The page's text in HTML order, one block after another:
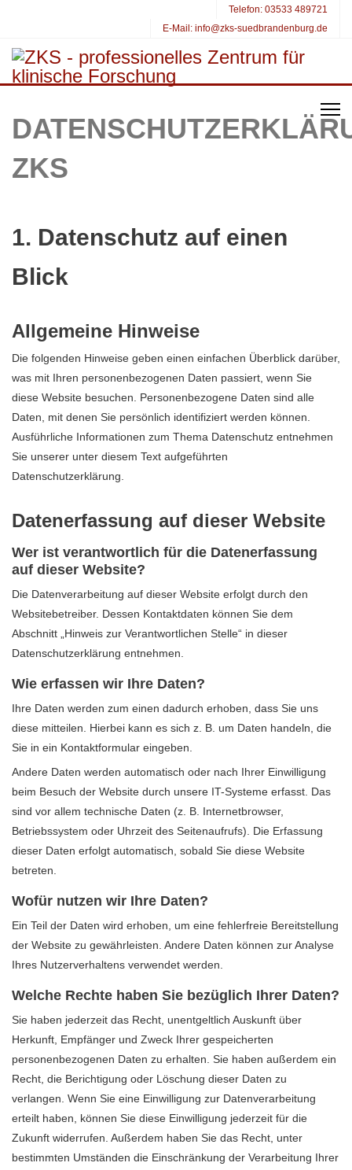
Telefon: 03533 489721
E-Mail: info@zks-suedbrandenburg.de
ZKS
1. Datenschutz auf einen
Blick
Allgemeine Hinweise
Die folgenden Hinweise geben einen einfachen Überblick darüber,
was mit Ihren personenbezogenen Daten passiert, wenn Sie
diese Website besuchen. Personenbezogene Daten sind alle
Daten, mit denen Sie persönlich identifiziert werden können.
Ausführliche Informationen zum Thema Datenschutz entnehmen
Sie unserer unter diesem Text aufgeführten
Datenschutzerklärung.
Datenerfassung auf dieser Website
Wer ist verantwortlich für die Datenerfassung
auf dieser Website?
Die Datenverarbeitung auf dieser Website erfolgt durch den
Websitebetreiber. Dessen Kontaktdaten können Sie dem
Abschnitt „Hinweis zur Verantwortlichen Stelle“ in dieser
Datenschutzerklärung entnehmen.
Wie erfassen wir Ihre Daten?
Ihre Daten werden zum einen dadurch erhoben, dass Sie uns
diese mitteilen. Hierbei kann es sich z. B. um Daten handeln, die
Sie in ein Kontaktformular eingeben.
Andere Daten werden automatisch oder nach Ihrer Einwilligung
beim Besuch der Website durch unsere IT-Systeme erfasst. Das
sind vor allem technische Daten (z. B. Internetbrowser,
Betriebssystem oder Uhrzeit des Seitenaufrufs). Die Erfassung
dieser Daten erfolgt automatisch, sobald Sie diese Website
betreten.
Wofür nutzen wir Ihre Daten?
Ein Teil der Daten wird erhoben, um eine fehlerfreie Bereitstellung
der Website zu gewährleisten. Andere Daten können zur Analyse
Ihres Nutzerverhaltens verwendet werden.
Welche Rechte haben Sie bezüglich Ihrer Daten?
Sie haben jederzeit das Recht, unentgeltlich Auskunft über
Herkunft, Empfänger und Zweck Ihrer gespeicherten
personenbezogenen Daten zu erhalten. Sie haben außerdem ein
Recht, die Berichtigung oder Löschung dieser Daten zu
verlangen. Wenn Sie eine Einwilligung zur Datenverarbeitung
erteilt haben, können Sie diese Einwilligung jederzeit für die
Zukunft widerrufen. Außerdem haben Sie das Recht, unter
bestimmten Umständen die Einschränkung der Verarbeitung Ihrer